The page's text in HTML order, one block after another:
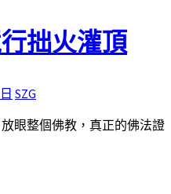
拙火灌頂
SZG
眼整個佛教，真正的佛法證